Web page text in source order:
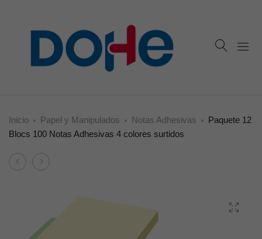
Inicio Papel y Manipulados Notas Adhesivas
Paquete 12
Blocs 100 Notas Adhesivas 4 colores surtidos
Product
Expositor
Caja
tacto